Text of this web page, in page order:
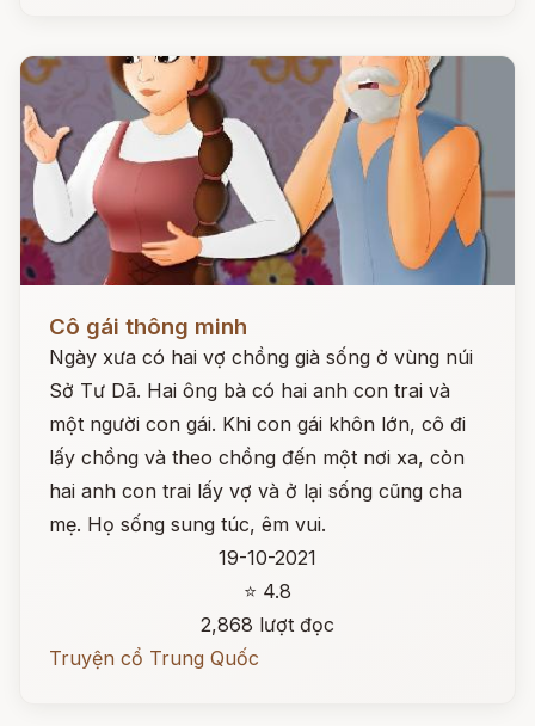
Cô gái thông minh
Ngày xưa có hai vợ chồng già sống ở vùng núi
Sở Tư Dã. Hai ông bà có hai anh con trai và
một người con gái. Khi con gái khôn lớn, cô đi
lấy chồng và theo chồng đến một nơi xa, còn
hai anh con trai lấy vợ và ở lại sống cũng cha
mẹ. Họ sống sung túc, êm vui.
19-10-2021
⭐ 4.8
2,868 lượt đọc
Truyện cổ Trung Quốc